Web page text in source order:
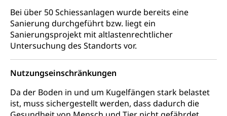
Bei über 50 Schiessanlagen wurde bereits eine
Sanierung durchgeführt bzw. liegt ein
Sanierungsprojekt mit altlastenrechtlicher
Untersuchung des Standorts vor.
Nutzungseinschränkungen
Da der Boden in und um Kugelfängen stark belastet
ist, muss sichergestellt werden, dass dadurch die
Strassenverkehrsamt
Verkehr und Infrastruktur vif
Kantonsstrassen
Persönliches
Zivilstand
Geburt, Heirat, Ehe, Partnerschaft, Tod,
Zivilstandsamt, Zivilstandsregiste
Zivilstandswesen
Adoption
Adoptivkind, Adoptiveltern, Adoptionsvermittlung,